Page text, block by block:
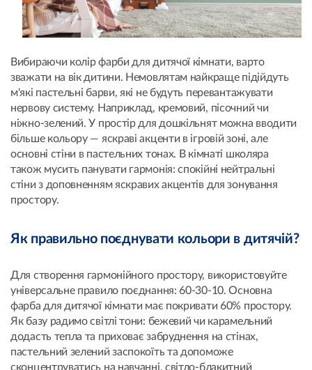
Вибираючи колір фарби для дитячої кімнати, варто
зважати на вік дитини. Немовлятам найкраще підійдуть
м'які пастельні барви, які не будуть перевантажувати
нервову систему. Наприклад, кремовий, пісочний чи
ніжно-зелений. У простір для дошкільнят можна вводити
більше кольору — яскраві акценти в ігровій зоні, але
основні стіни в пастельних тонах. В кімнаті школяра
також мусить панувати гармонія: спокійні нейтральні
стіни з доповненням яскравих акцентів для зонування
простору.
Як правильно поєднувати кольори в дитячій?
Для створення гармонійного простору, використовуйте
універсальне правило поєднання: 60-30-10. Основна
фарба для дитячої кімнати має покривати 60% простору.
Як базу радимо світлі тони: бежевий чи карамельний
додасть тепла та приховає забруднення на стінах,
пастельний зелений заспокоїть та допоможе
сконцентруватись на навчанні, світло-блакитний